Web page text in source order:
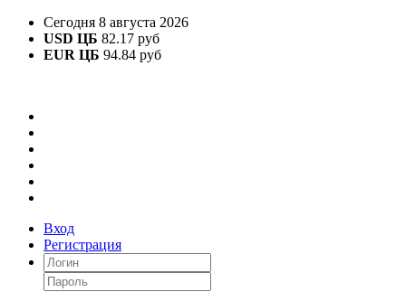
Сегодня 8 августа 2026
USD ЦБ 82.17 руб
EUR ЦБ 94.84 руб
Вход
Регистрация